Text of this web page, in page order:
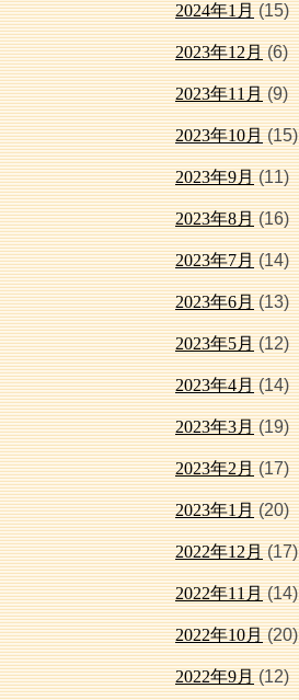
2024年1月(15)
2023年12月(6)
2023年11月(9)
2023年10月(15)
2023年9月(11)
2023年8月(16)
2023年7月(14)
2023年6月(13)
2023年5月(12)
2023年4月(14)
2023年3月(19)
2023年2月(17)
2023年1月(20)
2022年12月(17)
2022年11月(14)
2022年10月(20)
2022年9月(12)